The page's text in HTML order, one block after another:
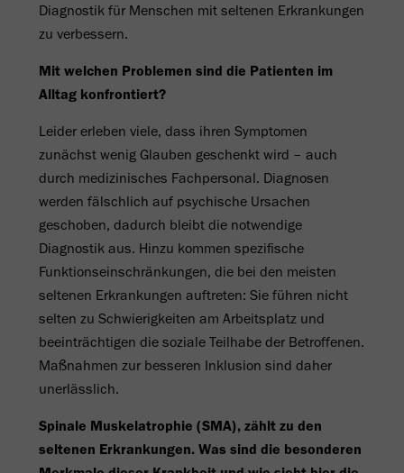
Diagnostik für Menschen mit seltenen Erkrankungen
zu verbessern.
Mit welchen Problemen sind die Patienten im
Alltag konfrontiert?
Leider erleben viele, dass ihren Symptomen
zunächst wenig Glauben geschenkt wird – auch
durch medizinisches Fachpersonal. Diagnosen
werden fälschlich auf psychische Ursachen
geschoben, dadurch bleibt die notwendige
Diagnostik aus. Hinzu kommen spezifische
Funktionseinschränkungen, die bei den meisten
seltenen Erkrankungen auftreten: Sie führen nicht
selten zu Schwierigkeiten am Arbeitsplatz und
beeinträchtigen die soziale Teilhabe der Betroffenen.
Maßnahmen zur besseren Inklusion sind daher
unerlässlich.
Spinale Muskelatrophie (SMA), zählt zu den
seltenen Erkrankungen. Was sind die besonderen